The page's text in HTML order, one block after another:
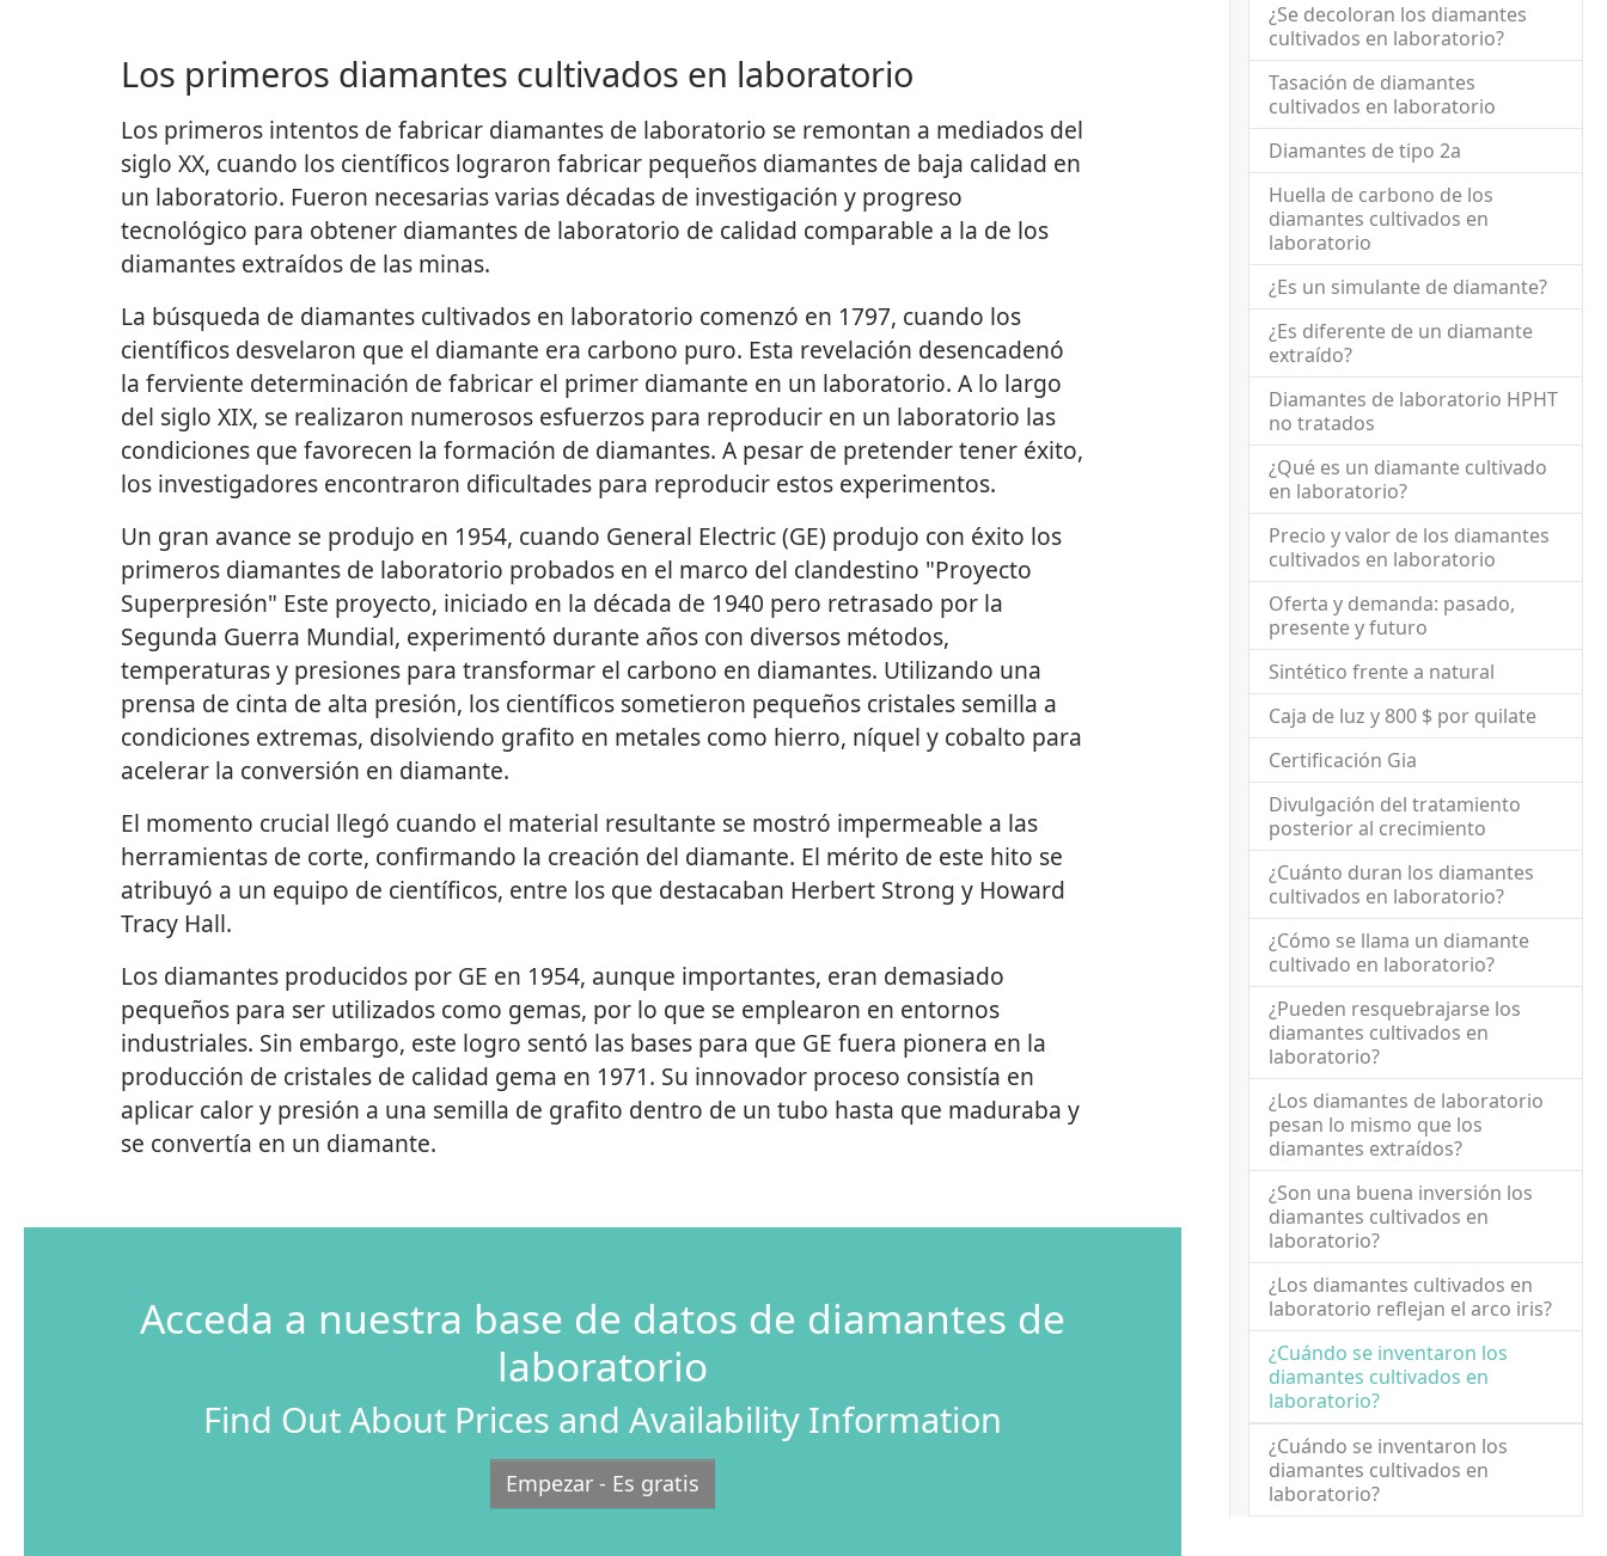
¿Se decoloran los diamantes
cultivados en laboratorio?
Tasación de diamantes
cultivados en laboratorio
Diamantes de tipo 2a
Huella de carbono de los
diamantes cultivados en
laboratorio
¿Es un simulante de diamante?
¿Es diferente de un diamante
extraído?
Diamantes de laboratorio HPHT
no tratados
¿Qué es un diamante cultivado
en laboratorio?
Precio y valor de los diamantes
cultivados en laboratorio
Oferta y demanda: pasado,
presente y futuro
Sintético frente a natural
Caja de luz y 800 $ por quilate
Certificación Gia
Divulgación del tratamiento
posterior al crecimiento
¿Cuánto duran los diamantes
cultivados en laboratorio?
¿Cómo se llama un diamante
cultivado en laboratorio?
¿Pueden resquebrajarse los
diamantes cultivados en
laboratorio?
¿Los diamantes de laboratorio
pesan lo mismo que los
diamantes extraídos?
¿Son una buena inversión los
diamantes cultivados en
laboratorio?
¿Los diamantes cultivados en
laboratorio reflejan el arco iris?
¿Cuándo se inventaron los
diamantes cultivados en
laboratorio?(current)
¿Cuándo se inventaron los
diamantes cultivados en
laboratorio?
Los primeros diamantes cultivados en laboratorio
Los primeros intentos de fabricar diamantes de laboratorio se remontan a mediados del
siglo XX, cuando los científicos lograron fabricar pequeños diamantes de baja calidad en
un laboratorio. Fueron necesarias varias décadas de investigación y progreso
tecnológico para obtener diamantes de laboratorio de calidad comparable a la de los
diamantes extraídos de las minas.
La búsqueda de diamantes cultivados en laboratorio comenzó en 1797, cuando los
científicos desvelaron que el diamante era carbono puro. Esta revelación desencadenó
la ferviente determinación de fabricar el primer diamante en un laboratorio. A lo largo
del siglo XIX, se realizaron numerosos esfuerzos para reproducir en un laboratorio las
condiciones que favorecen la formación de diamantes. A pesar de pretender tener éxito,
los investigadores encontraron dificultades para reproducir estos experimentos.
Un gran avance se produjo en 1954, cuando General Electric (GE) produjo con éxito los
primeros diamantes de laboratorio probados en el marco del clandestino "Proyecto
Superpresión" Este proyecto, iniciado en la década de 1940 pero retrasado por la
Segunda Guerra Mundial, experimentó durante años con diversos métodos,
temperaturas y presiones para transformar el carbono en diamantes. Utilizando una
prensa de cinta de alta presión, los científicos sometieron pequeños cristales semilla a
condiciones extremas, disolviendo grafito en metales como hierro, níquel y cobalto para
acelerar la conversión en diamante.
El momento crucial llegó cuando el material resultante se mostró impermeable a las
herramientas de corte, confirmando la creación del diamante. El mérito de este hito se
atribuyó a un equipo de científicos, entre los que destacaban Herbert Strong y Howard
Tracy Hall.
Los diamantes producidos por GE en 1954, aunque importantes, eran demasiado
pequeños para ser utilizados como gemas, por lo que se emplearon en entornos
industriales. Sin embargo, este logro sentó las bases para que GE fuera pionera en la
producción de cristales de calidad gema en 1971. Su innovador proceso consistía en
aplicar calor y presión a una semilla de grafito dentro de un tubo hasta que maduraba y
se convertía en un diamante.
Acceda a nuestra base de datos de diamantes de
laboratorio
Find Out About Prices and Availability Information
Empezar - Es gratis